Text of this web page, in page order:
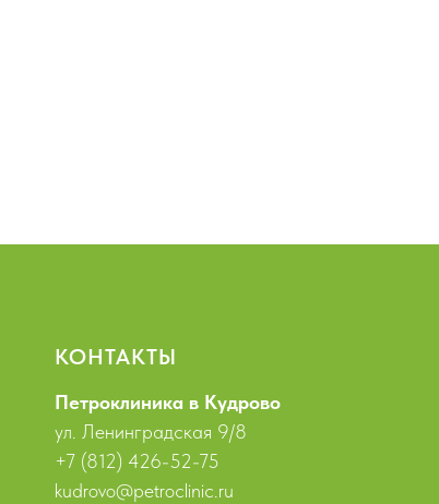
КОНТАКТЫ
Петроклиника в Кудрово
ул. Ленинградская 9/8
+7 (812) 426-52-75
kudrovo@petroclinic.ru